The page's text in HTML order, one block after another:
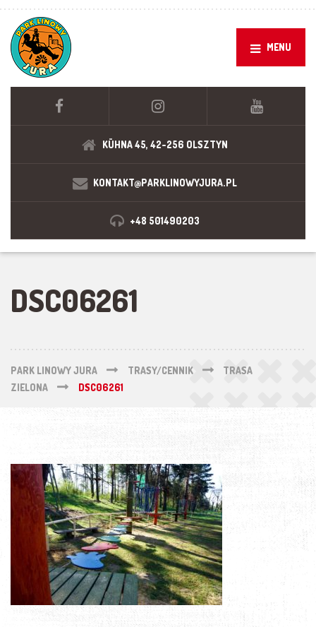
MENU
KÜHNA 45, 42-256 OLSZTYN
KONTAKT@PARKLINOWYJURA.PL
+48 501490203
DSC06261
PARK LINOWY JURA TRASY/CENNIK
TRASA
ZIELONA
DSC06261